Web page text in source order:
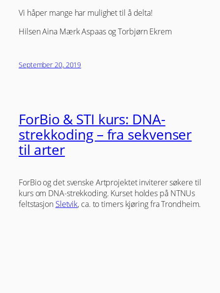
Vi håper mange har mulighet til å delta!
Hilsen Aina Mærk Aspaas og Torbjørn Ekrem
September 20, 2019
ForBio & STI kurs: DNA-
strekkoding – fra sekvenser
til arter
ForBio og det svenske Artprojektet inviterer søkere til
kurs om DNA-strekkoding. Kurset holdes på NTNUs
feltstasjon Sletvik, ca. to timers kjøring fra Trondheim.